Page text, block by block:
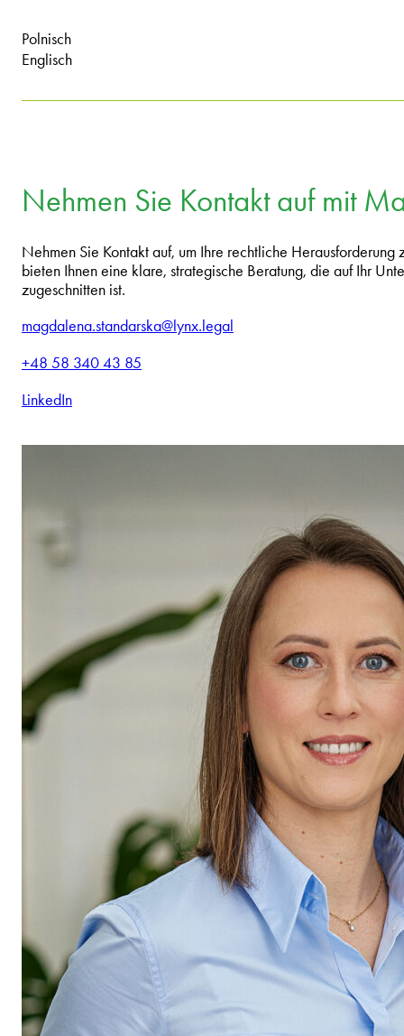
Polnisch
Englisch
Nehmen Sie Kontakt auf mit
Nehmen Sie Kontakt auf, um Ihre rechtliche Herausforderung
bieten Ihnen eine klare, strategische Beratung, die auf Ihr
zugeschnitten ist.
magdalena.standarska@lynx.legal
+48 58 340 43 85
LinkedIn